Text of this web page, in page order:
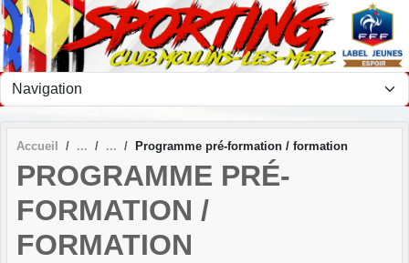
Accueil Programme pré-formation / formation
PROGRAMME PRÉ-
FORMATION /
FORMATION
Panneau de gestion des cookies